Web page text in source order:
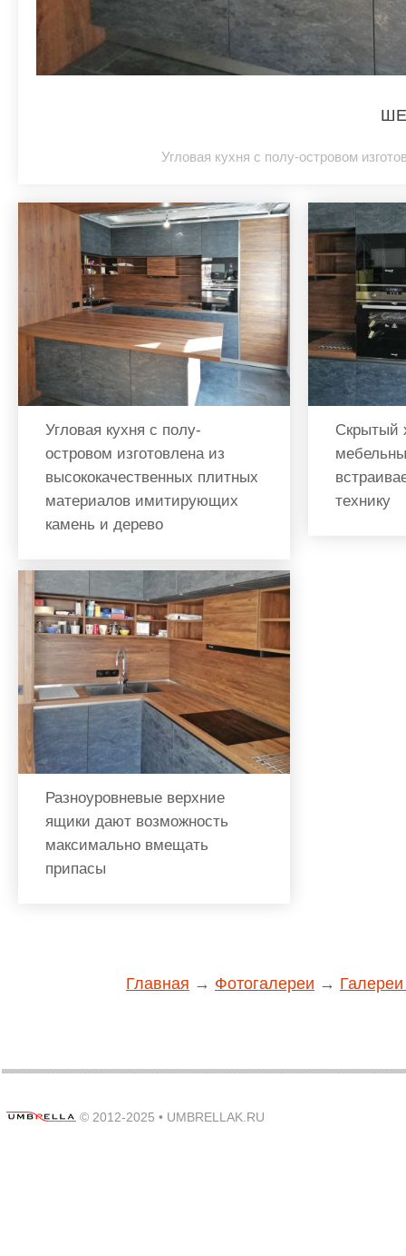
Угловая кухня с полу-островом
Угловая кухня с полу-
островом изготовлена из
высококачественных плитных
материалов имитирующих
камень и дерево
Скрытый
технику
Разноуровневые верхние
ящики дают возможность
максимально вмещать
припасы
Главная → Фотогалереи →
© 2012-2025 • UMBRELLAK.RU